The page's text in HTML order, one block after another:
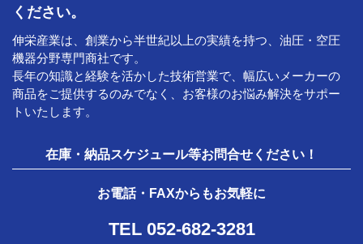
ください。
伸栄産業は、創業から半世紀以上の実績を持つ、油圧・空圧
機器分野専門商社です。
長年の知識と経験を活かした技術営業で、幅広いメーカーの
商品をご提供するのみでなく、お客様のお悩み解決をサポー
トいたします。
在庫・納品スケジュール等お問合せください！
お電話・FAXからもお気軽に
TEL 052-682-3281